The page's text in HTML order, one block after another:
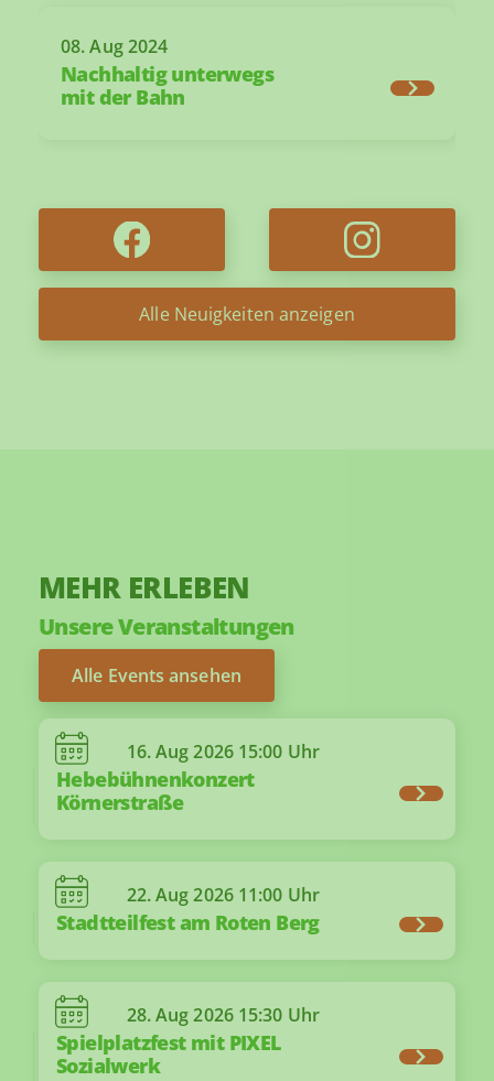
08. Aug 2024
Nachhaltig unterwegs
mit der Bahn
Alle Neuigkeiten anzeigen
MEHR ERLEBEN
Unsere Veranstaltungen
Alle Events ansehen
16. Aug 2026 15:00 Uhr
Hebebühnenkonzert
Körnerstraße
22. Aug 2026 11:00 Uhr
Stadtteilfest am Roten Berg
28. Aug 2026 15:30 Uhr
Spielplatzfest mit PIXEL
Sozialwerk